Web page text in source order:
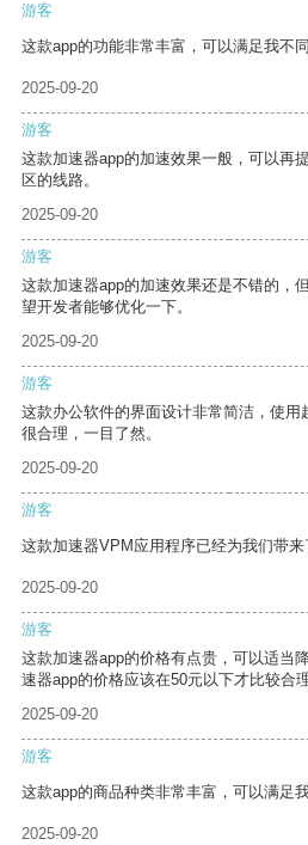
游客
这款app的功能非常丰富，可以满足我不
2025-09-20
游客
这款加速器app的加速效果一般，可以再
区的线路。
2025-09-20
游客
这款加速器app的加速效果还是不错的，
望开发者能够优化一下。
2025-09-20
游客
这款办公软件的界面设计非常简洁，使
很合理，一目了然。
2025-09-20
游客
这款加速器VPM应用程序已经为我们带来
2025-09-20
游客
这款加速器app的价格有点贵，可以适当
速器app的价格应该在50元以下才比较合理
2025-09-20
游客
这款app的商品种类非常丰富，可以满足
2025-09-20